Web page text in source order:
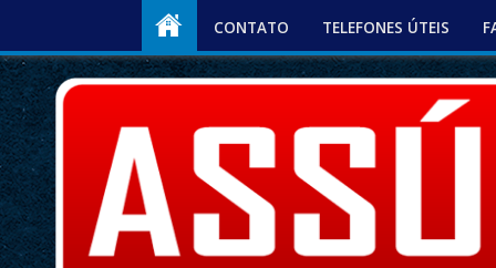
CONTATO TELEFONES ÚTEIS